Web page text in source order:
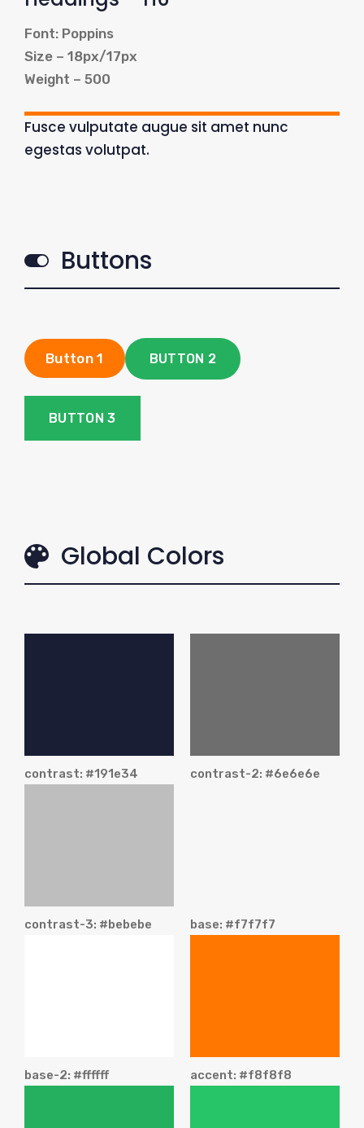
Font: Poppins
Size – 18px/17px
Weight – 500
Fusce vulputate augue sit amet nunc
egestas volutpat.
Buttons
Button 1 BUTTON 2
BUTTON 3
Global Colors
contrast: #191e34 contrast-2: #6e6e6e
contrast-3: #bebebe base: #f7f7f7
base-2: #ffffff accent: #f8f8f8